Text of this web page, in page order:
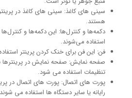
سینی های کاغذ: سینی های کاغذ در
هستند.
دکمه‌ها و کنترل‌ها: این دکمه‌ها و کنترل‌ها
استفاده می‌شوند.
فن: این فن برای خنک کردن پرینتر
صفحه نمایش: صفحه نمایش در پرینترها
تنظیمات استفاده می شود.
پورت های اتصال: پورت های اتصال در
رایانه یا سایر دستگاه ها استفاده می